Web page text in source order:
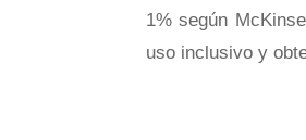
1% según
uso inclusivo y